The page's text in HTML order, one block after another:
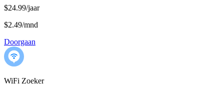
$24.99/jaar
$2.49/mnd
Doorgaan
WiFi Zoeker